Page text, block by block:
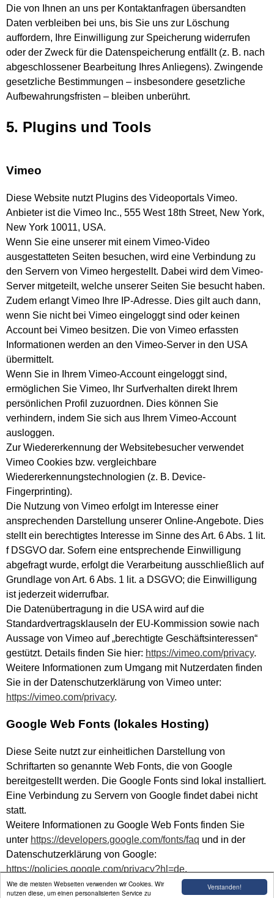
Verstanden!
Wie die meisten Webseiten verwenden wir Cookies. Wir
nutzen diese, um einen personalisierten Service zu
Die von Ihnen an uns per Kontaktanfragen übersandten
Daten verbleiben bei uns, bis Sie uns zur Löschung
auffordern, Ihre Einwilligung zur Speicherung widerrufen
oder der Zweck für die Datenspeicherung entfällt (z. B. nach
abgeschlossener Bearbeitung Ihres Anliegens). Zwingende
gesetzliche Bestimmungen – insbesondere gesetzliche
Aufbewahrungsfristen – bleiben unberührt.
5. Plugins und Tools
Vimeo
Diese Website nutzt Plugins des Videoportals Vimeo.
Anbieter ist die Vimeo Inc., 555 West 18th Street, New York,
New York 10011, USA.
Wenn Sie eine unserer mit einem Vimeo-Video
ausgestatteten Seiten besuchen, wird eine Verbindung zu
den Servern von Vimeo hergestellt. Dabei wird dem Vimeo-
Server mitgeteilt, welche unserer Seiten Sie besucht haben.
Zudem erlangt Vimeo Ihre IP-Adresse. Dies gilt auch dann,
wenn Sie nicht bei Vimeo eingeloggt sind oder keinen
Account bei Vimeo besitzen. Die von Vimeo erfassten
Informationen werden an den Vimeo-Server in den USA
übermittelt.
Wenn Sie in Ihrem Vimeo-Account eingeloggt sind,
ermöglichen Sie Vimeo, Ihr Surfverhalten direkt Ihrem
persönlichen Profil zuzuordnen. Dies können Sie
verhindern, indem Sie sich aus Ihrem Vimeo-Account
ausloggen.
Zur Wiedererkennung der Websitebesucher verwendet
Vimeo Cookies bzw. vergleichbare
Wiedererkennungstechnologien (z. B. Device-
Fingerprinting).
Die Nutzung von Vimeo erfolgt im Interesse einer
ansprechenden Darstellung unserer Online-Angebote. Dies
stellt ein berechtigtes Interesse im Sinne des Art. 6 Abs. 1 lit.
f DSGVO dar. Sofern eine entsprechende Einwilligung
abgefragt wurde, erfolgt die Verarbeitung ausschließlich auf
Grundlage von Art. 6 Abs. 1 lit. a DSGVO; die Einwilligung
ist jederzeit widerrufbar.
Die Datenübertragung in die USA wird auf die
Standardvertragsklauseln der EU-Kommission sowie nach
Aussage von Vimeo auf „berechtigte Geschäftsinteressen“
gestützt. Details finden Sie hier: https://vimeo.com/privacy.
Weitere Informationen zum Umgang mit Nutzerdaten finden
Sie in der Datenschutzerklärung von Vimeo unter:
https://vimeo.com/privacy.
Google Web Fonts (lokales Hosting)
Diese Seite nutzt zur einheitlichen Darstellung von
Schriftarten so genannte Web Fonts, die von Google
bereitgestellt werden. Die Google Fonts sind lokal installiert.
Eine Verbindung zu Servern von Google findet dabei nicht
statt.
Weitere Informationen zu Google Web Fonts finden Sie
unter https://developers.google.com/fonts/faq und in der
Datenschutzerklärung von Google:
https://policies.google.com/privacy?hl=de.